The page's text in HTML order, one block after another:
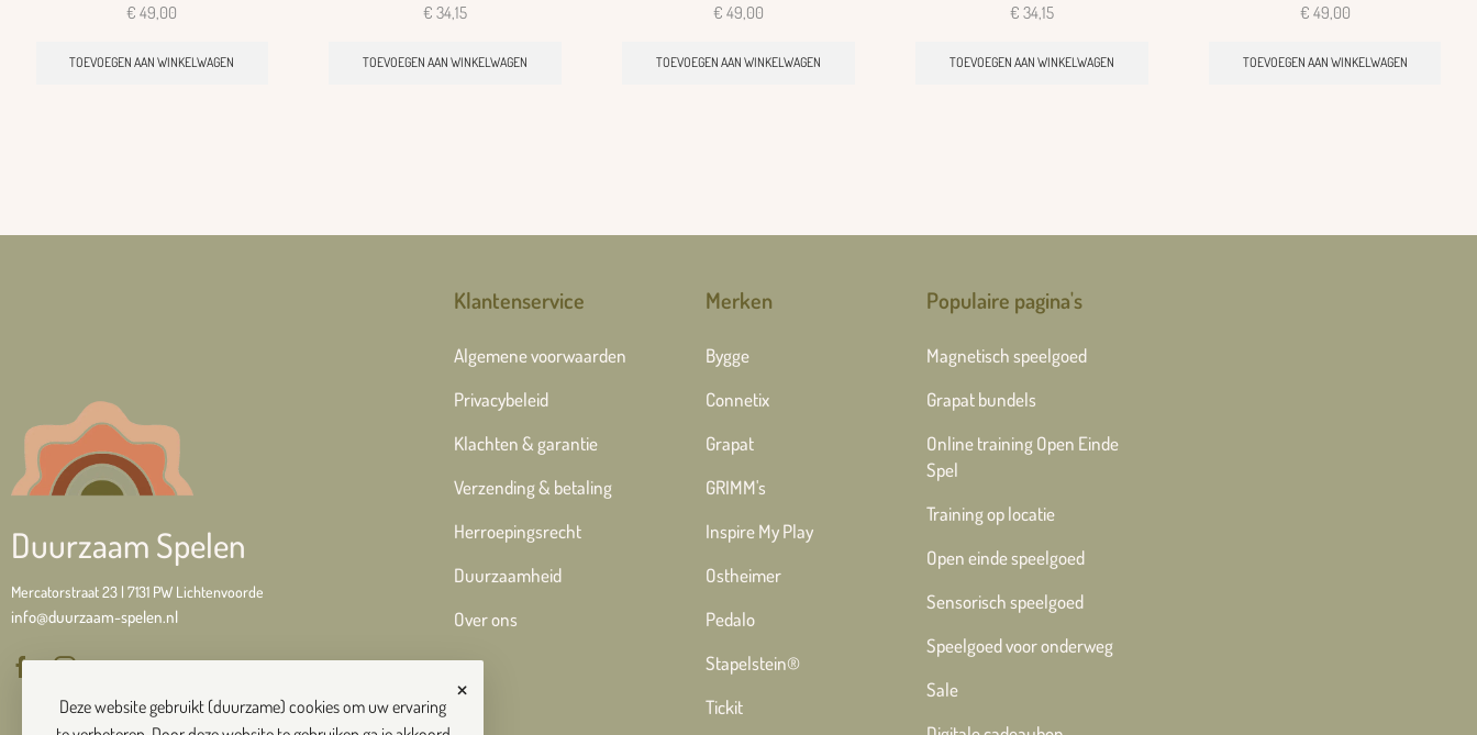
€ 49,00
TOEVOEGEN AAN WINKELWAGEN
€ 34,15
TOEVOEGEN AAN WINKELWAGEN
€ 49,00
TOEVOEGEN AAN WINKELWAGEN
€ 34,15
TOEVOEGEN AAN WINKELWAGEN
€ 49,00
TOEVOEGEN AAN WINKELWAGEN
Duurzaam Spelen
Mercatorstraat 23 | 7131 PW Lichtenvoorde
info@duurzaam-spelen.nl
Klantenservice
Algemene voorwaarden
Privacybeleid
Klachten & garantie
Verzending & betaling
Herroepingsrecht
Duurzaamheid
Over ons
Merken
Bygge
Connetix
Grapat
GRIMM's
Inspire My Play
Ostheimer
Pedalo
Stapelstein®
Tickit
Populaire pagina's
Magnetisch speelgoed
Grapat bundels
Online training Open Einde
Spel
Training op locatie
Open einde speelgoed
Sensorisch speelgoed
Speelgoed voor onderweg
Sale
×
Deze website gebruikt (duurzame) cookies om uw ervaring